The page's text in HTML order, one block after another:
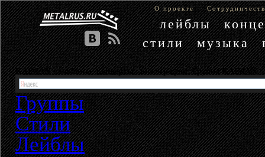
О проекте
лейблы
стили
музыка
KAIMAN - альбомы, концерты, дискография. Группа KAIMAN
Группы
Стили
Лейблы